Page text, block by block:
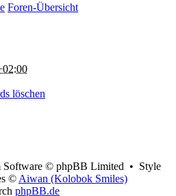
Foren-Übersicht
löschen
Software © phpBB Limited • Style
© Aiwan (Kolobok Smiles)
phpBB.de